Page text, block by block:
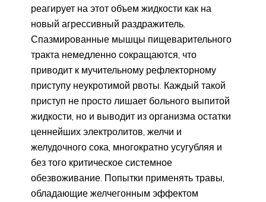
реагирует на этот объем жидкости как на
новый агрессивный раздражитель.
Спазмированные мышцы пищеварительного
тракта немедленно сокращаются, что
приводит к мучительному рефлекторному
приступу неукротимой рвоты. Каждый такой
приступ не просто лишает больного выпитой
жидкости, но и выводит из организма остатки
ценнейших электролитов, желчи и
желудочного сока, многократно усугубляя и
без того критическое системное
обезвоживание. Попытки применять травы,
обладающие желчегонным эффектом